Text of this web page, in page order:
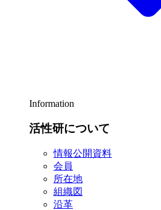
Information
活性研について
情報公開資料
会員
所在地
組織図
沿革